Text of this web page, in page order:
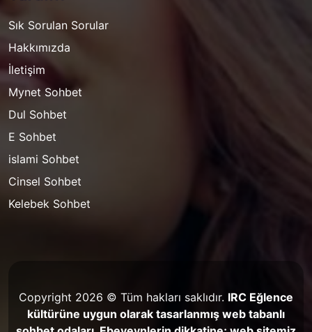
Sık Sorulan Sorular
Hakkımızda
İletişim
Mynet Sohbet
Dul Sohbet
E Sohbet
islami Sohbet
Cinsel Sohbet
Kelebek Sohbet
Copyright 2026 © Tüm hakları saklıdır. IRC Eğlence
kültürüne uygun olarak tasarlanmış web tabanlı